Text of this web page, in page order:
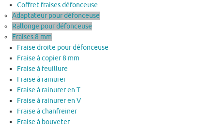
Coffret fraises défonceuse
Adaptateur pour défonceuse
Rallonge pour défonceuse
Fraises 8 mm
Fraise droite pour défonceuse
Fraise à copier 8 mm
Fraise à feuillure
Fraise à rainurer
Fraise à rainurer en T
Fraise à rainurer en V
Fraise à chanfreiner
Fraise à bouveter